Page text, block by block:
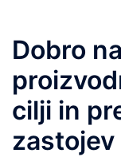
Dobro
cilji in
zastojev